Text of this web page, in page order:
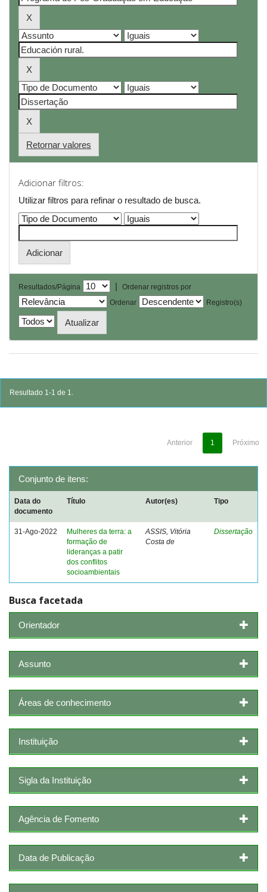
Retornar valores
Adicionar filtros:
Utilizar filtros para refinar o resultado de busca.
Resultados/Página |
Ordenar registros por
Ordenar
Registro(s)
Resultado 1-1 de 1.
Anterior 1 Próximo
Conjunto de itens:
Data do
documento
Título Autor(es) Tipo
31-Ago-2022
Mulheres da terra: a
formação de
lideranças a patir
dos conflitos
socioambientais
ASSIS, Vitória
Costa de
Dissertação
Busca facetada
Orientador
Assunto
Áreas de conhecimento
Instituição
Sigla da Instituição
Agência de Fomento
Data de Publicação